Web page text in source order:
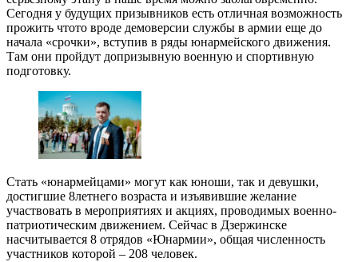
Сегодня у будущих призывников есть отличная возможность
прожить что­то вроде демоверсии службы в армии еще до
начала «срочки», вступив в ряды юнармейского движения.
Там они пройдут допризывную военную и спортивную
подготовку.
Стать «юнармейцами» могут как юноши, так и девушки,
достигшие 8­летнего возраста и изъявившие желание
участвовать в мероприятиях и акциях, проводимых военно­
патриотическим движением. Сейчас в Дзержинске
насчитывается 8 отрядов «Юнармии», общая численность
участников которой – 208 человек.